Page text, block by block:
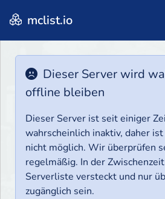
mclist.io
Dieser Server wird
offline bleiben
Dieser Server ist seit einiger
wahrscheinlich inaktiv, daher
nicht möglich. Wir überprüfen
regelmäßig. In der
Serverliste versteckt und nur
zugänglich sein.